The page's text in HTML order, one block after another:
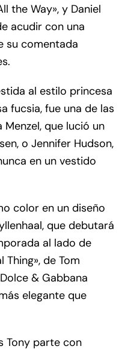
the Way», y Daniel
acudir con una
su comentada
al estilo princesa
fucsia, fue una de las
que lució un
o Jennifer Hudson,
en un vestido
color en un diseño
que debutará
al lado de
Thing», de Tom
& Gabbana
elegante que
Tony parte con